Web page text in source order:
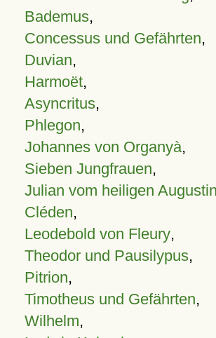
Bademus,
Concessus und Gefährten,
Duvian,
Harmoët,
Asyncritus,
Phlegon,
Johannes von Organyà,
Sieben Jungfrauen,
Julian vom heiligen
Cléden,
Leodebold von Fleury,
Theodor und Pausilypus,
Pitrion,
Timotheus und Gefährten,
Wilhelm,